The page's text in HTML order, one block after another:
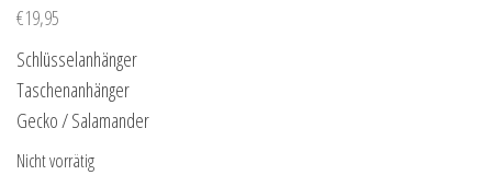
€19,95
Schlüsselanhänger
Taschenanhänger
Gecko / Salamander
Nicht vorrätig